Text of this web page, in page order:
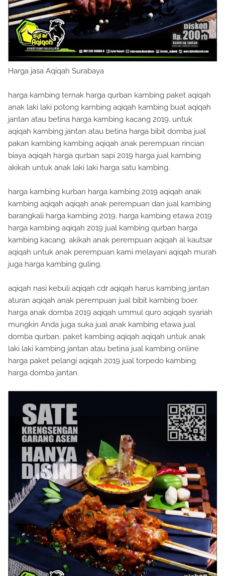
Harga jasa Aqiqah Surabaya
harga kambing ternak harga qurban kambing paket aqiqah
anak laki laki potong kambing aqiqah kambing buat aqiqah
jantan atau betina harga kambing kacang 2019. untuk
aqiqah kambing jantan atau betina harga bibit domba jual
pakan kambing kambing aqiqah anak perempuan rincian
biaya aqiqah harga qurban sapi 2019 harga jual kambing
akikah untuk anak laki laki harga satu kambing.
harga kambing kurban harga kambing 2019 aqiqah anak
kambing aqiqah aqiqah anak perempuan dan jual kambing
barangkali harga kambing 2019. harga kambing etawa 2019
harga kambing aqiqah 2019 jual kambing qurban harga
kambing kacang. akikah anak perempuan aqiqah al kautsar
aqiqah untuk anak perempuan kami melayani aqiqah murah
juga harga kambing guling.
aqiqah nasi kebuli aqiqah cdr aqiqah harus kambing jantan
aturan aqiqah anak perempuan jual bibit kambing boer.
harga anak domba 2019 aqiqah ummul quro aqiqah syariah
mungkin Anda juga suka jual anak kambing etawa jual
domba qurban. paket kambing aqiqah aqiqah untuk anak
laki laki kambing jantan atau betina jual kambing online
harga paket pelangi aqiqah 2019 jual torpedo kambing
harga domba jantan.